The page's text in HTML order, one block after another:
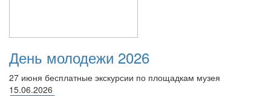
День молодежи 2026
27 июня бесплатные экскурсии по площадкам музея
15.06.2026